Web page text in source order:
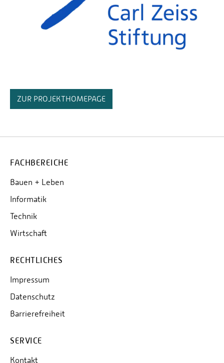
ZUR PROJEKTHOMEPAGE
FACHBEREICHE
Bauen + Leben
Informatik
Technik
Wirtschaft
RECHTLICHES
Impressum
Datenschutz
Barrierefreiheit
SERVICE
Kontakt